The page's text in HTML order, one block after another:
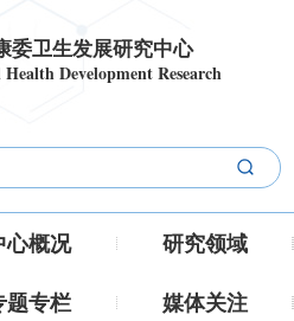
委卫生发展研究中心
Development Research
心概况
研究领域
题专栏
媒体关注